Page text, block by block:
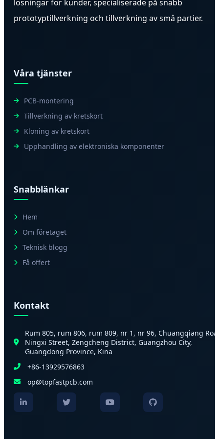
lösningar för kunder, specialiserade på snabb
prototyptillverkning och tillverkning av små partier.
Våra tjänster
PCB-montering
Tillverkning av kretskort
Kloning av kretskort
Upphandling av elektroniska komponenter
Snabblänkar
Hem
Om företaget
Teknisk blogg
Få offert
Kontakt
Rum 805, rum 806, rum 809, nr 1, nr 96, Chuangqiang
Ningxi Street, Zengcheng District, Guangzhou City,
Guangdong Province, Kina
+86-13929576863
op@topfastpcb.com